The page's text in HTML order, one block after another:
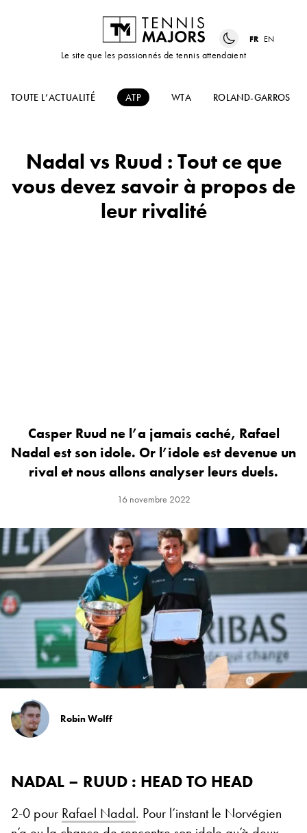
Le site que les passionnés de tennis attendaient
FR EN
TOUTE L’ACTUALITÉ ATP WTA ROLAND-GARROS
Nadal vs Ruud : Tout ce que
vous devez savoir à propos de
leur rivalité
Casper Ruud ne l’a jamais caché, Rafael
Nadal est son idole. Or l’idole est devenue un
rival et nous allons analyser leurs duels.
16 novembre 2022
Robin Wolff
NADAL – RUUD : HEAD TO HEAD
2-0 pour Rafael Nadal. Pour l’instant le Norvégien